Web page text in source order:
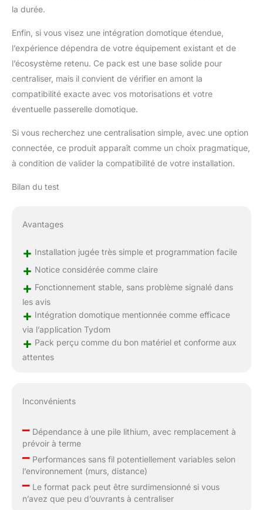
la durée.
Enfin, si vous visez une intégration domotique étendue,
l’expérience dépendra de votre équipement existant et de
l’écosystème retenu. Ce pack est une base solide pour
centraliser, mais il convient de vérifier en amont la
compatibilité exacte avec vos motorisations et votre
éventuelle passerelle domotique.
Si vous recherchez une centralisation simple, avec une option
connectée, ce produit apparaît comme un choix pragmatique,
à condition de valider la compatibilité de votre installation.
Bilan du test
Avantages
+ Installation jugée très simple et programmation facile
+ Notice considérée comme claire
+ Fonctionnement stable, sans problème signalé dans
les avis
+ Intégration domotique mentionnée comme efficace
via l’application Tydom
+ Pack perçu comme du bon matériel et conforme aux
attentes
Inconvénients
–Dépendance à une pile lithium, avec remplacement à
prévoir à terme
–Performances sans fil potentiellement variables selon
l’environnement (murs, distance)
–Le format pack peut être surdimensionné si vous
n’avez que peu d’ouvrants à centraliser